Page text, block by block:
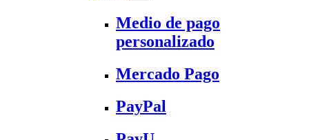
Medio de pago
personalizado
Mercado Pago
PayPal